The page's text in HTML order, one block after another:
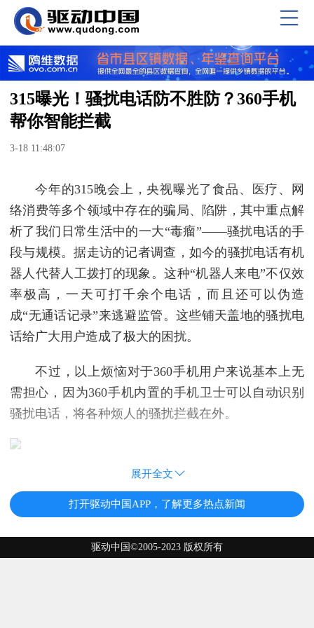
315曝光！骚扰电话防不胜防？360手机
帮你智能拦截
3-18 11:48:07
今年的315晚会上，央视曝光了食品、医疗、网
络消费等多个领域中存在的骗局、陷阱，其中重点解
析了我们日常生活中的一大“毒瘤”——骚扰电话的手
段与规模。据走访的记者调查，如今的骚扰电话有机
器人代替人工拨打的现象。这种“机器人来电”不仅效
率极高，一天可打千余个电话，而且还可以伪造
成“无通话记录”来逃避监管。这些铺天盖地的骚扰电
话给广大用户造成了极大的困扰。
不过，以上烦恼对于360手机用户来说基本上无
需担心，因为360手机内置的手机卫士可以自动识别
骚扰电话，将各种烦人的骚扰拦截在外。
展开全文
打开驱动中国APP，了解更多热点新闻
驱动中国©2005-2023 版权所有